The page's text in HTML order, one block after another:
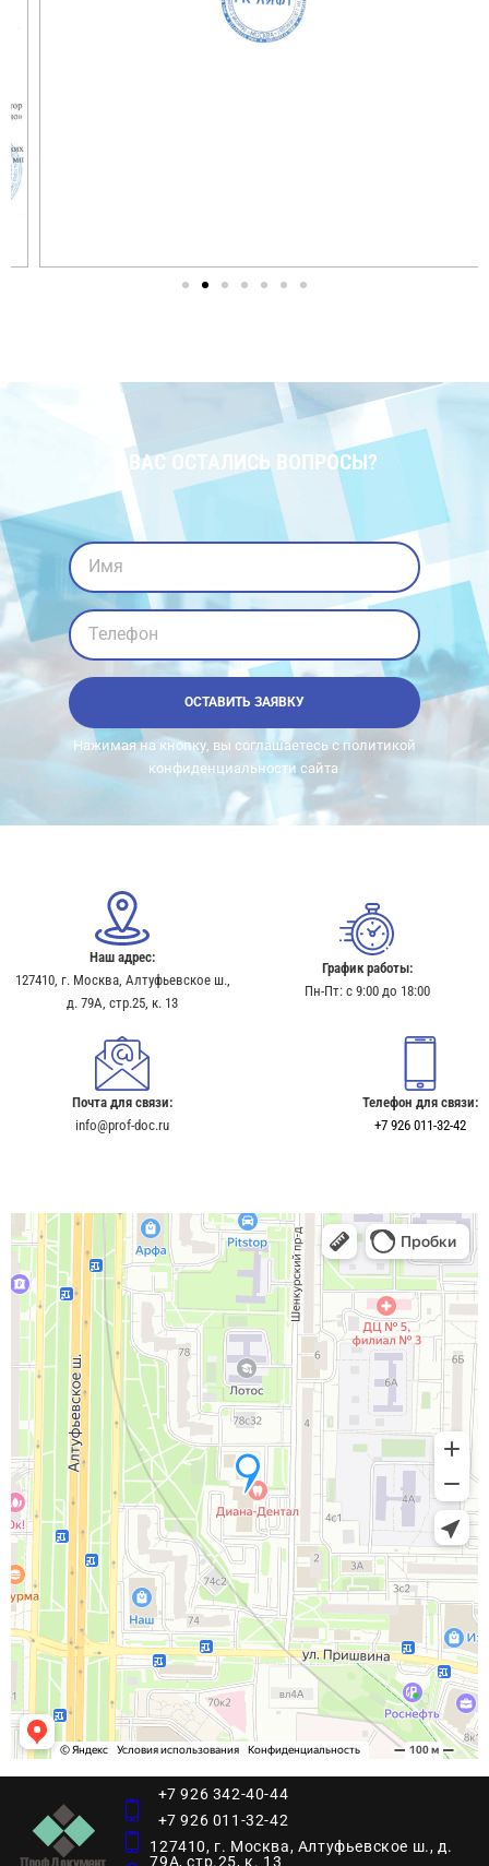
У ВАС ОСТАЛИСЬ ВОПРОСЫ?
Имя
Телефон
ОСТАВИТЬ ЗАЯВКУ
Нажимая на кнопку, вы соглашаетесь с политикой
конфиденциальности сайта
Наш адрес:
127410, г. Москва, Алтуфьевское ш.,
д. 79А, стр.25, к. 13​
График работы:
Пн-Пт: с 9:00 до 18:00
Почта для связи:
info@prof-doc.ru
Телефон для связи:
+7 926 011-32-42
+7 926 342-40-44
+7 926 011-32-42
127410, г. Москва, Алтуфьевское ш., д.
79А, стр.25, к. 13​